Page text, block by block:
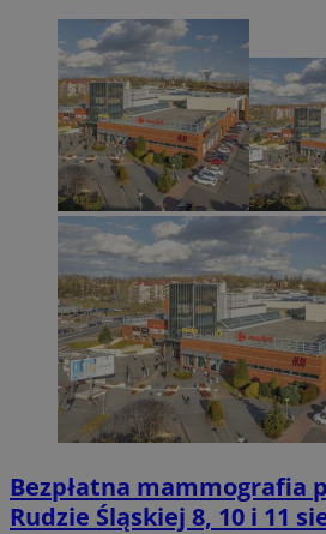
Bezpłatna mammografia
Rudzie Śląskiej 8, 10 i 11